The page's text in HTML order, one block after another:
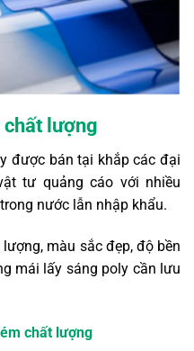
chất lượng
được bán tại khắp các đại
tư quảng cáo với nhiều
nước lẫn nhập khẩu.
màu sắc đẹp, độ bền
mái lấy sáng poly cần lưu
chất lượng